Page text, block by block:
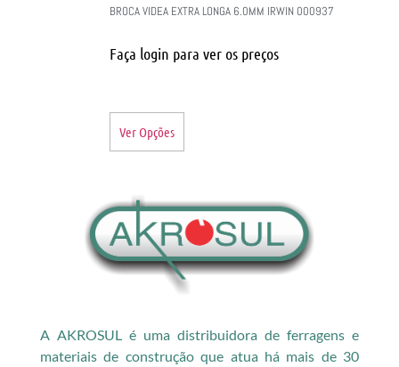
BROCA VIDEA EXTRA LONGA 6.0MM IRWIN 000937
Faça login para ver os preços
Ver Opções
A AKROSUL é uma distribuidora de ferragens e
materiais de construção que atua há mais de 30